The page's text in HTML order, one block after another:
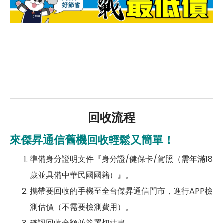
回收流程
來傑昇通信舊機回收輕鬆又簡單！
準備身分證明文件『身分證/健保卡/駕照（需年滿18
歲並具備中華民國國籍）』。
攜帶要回收的手機至全台傑昇通信門市，進行APP檢
測估價（不需要檢測費用）。